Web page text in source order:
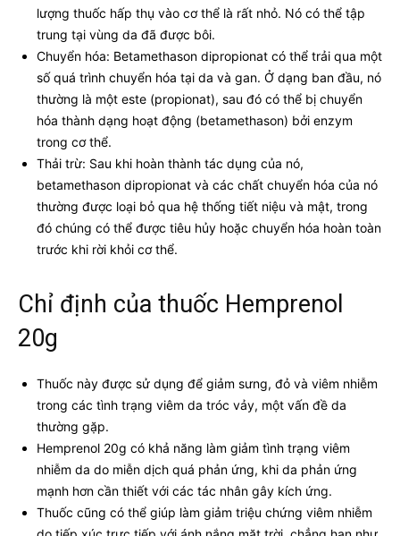
lượng thuốc hấp thụ vào cơ thể là rất nhỏ. Nó có thể tập
trung tại vùng da đã được bôi.
Chuyển hóa: Betamethason dipropionat có thể trải qua một
số quá trình chuyển hóa tại da và gan. Ở dạng ban đầu, nó
thường là một este (propionat), sau đó có thể bị chuyển
hóa thành dạng hoạt động (betamethason) bởi enzym
trong cơ thể.
Thải trừ: Sau khi hoàn thành tác dụng của nó,
betamethason dipropionat và các chất chuyển hóa của nó
thường được loại bỏ qua hệ thống tiết niệu và mật, trong
đó chúng có thể được tiêu hủy hoặc chuyển hóa hoàn toàn
trước khi rời khỏi cơ thể.
Chỉ định của thuốc Hemprenol
20g
Thuốc này được sử dụng để giảm sưng, đỏ và viêm nhiễm
trong các tình trạng viêm da tróc vảy, một vấn đề da
thường gặp.
Hemprenol 20g có khả năng làm giảm tình trạng viêm
nhiễm da do miễn dịch quá phản ứng, khi da phản ứng
mạnh hơn cần thiết với các tác nhân gây kích ứng.
Thuốc cũng có thể giúp làm giảm triệu chứng viêm nhiễm